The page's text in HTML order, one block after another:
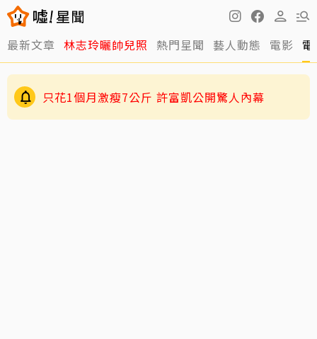
最新文章 林志玲曬帥兒照 熱門星聞 藝人動態 電影
只花1個月激瘦7公斤 許富凱公開驚人內幕